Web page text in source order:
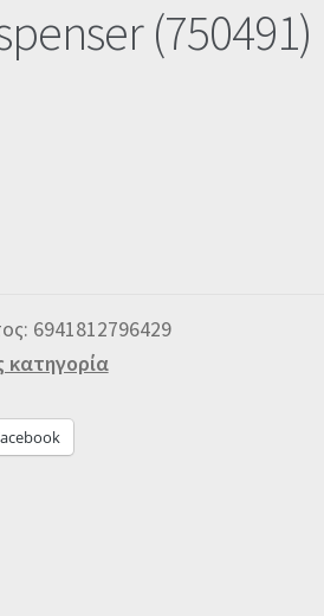
(750491)
6941812796429
κατηγορία